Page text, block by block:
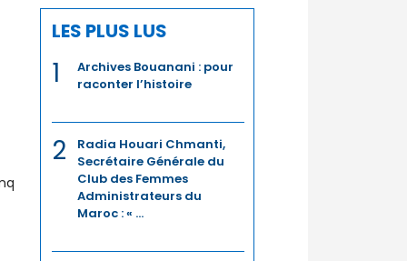
LES PLUS LUS
1
Archives Bouanani : pour
raconter l’histoire
2
Radia Houari Chmanti,
Secrétaire Générale du
Club des Femmes
Administrateurs du
Maroc : « ...